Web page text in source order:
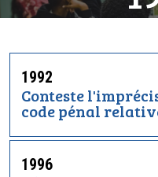
1992
Conteste
code pénal
1996